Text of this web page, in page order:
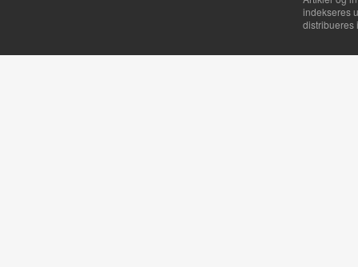
indekseres
distribueres